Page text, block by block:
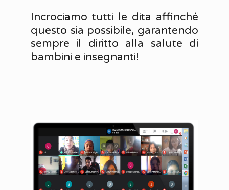
Incrociamo tutti le dita affinché
questo sia possibile, garantendo
sempre il diritto alla salute di
bambini e insegnanti!